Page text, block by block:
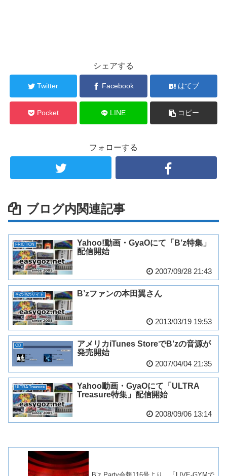
シェアする
Twitter Facebook はてブ
Pocket LINE コピー
フォローする
ブログ内関連記事
FRICTION
Yahoo!動画・GyaOにて「B’z特集」
配信開始
2007/09/28 21:43
その他のサイト B’zファンの本田翼さん
2013/03/19 19:53
CD
アメリカiTunes StoreでB’zの音源が
発売開始
2007/04/04 21:35
ULTRA Treasure
Yahoo動画・GyaOにて「ULTRA
Treasure特集」配信開始
2008/09/06 13:14